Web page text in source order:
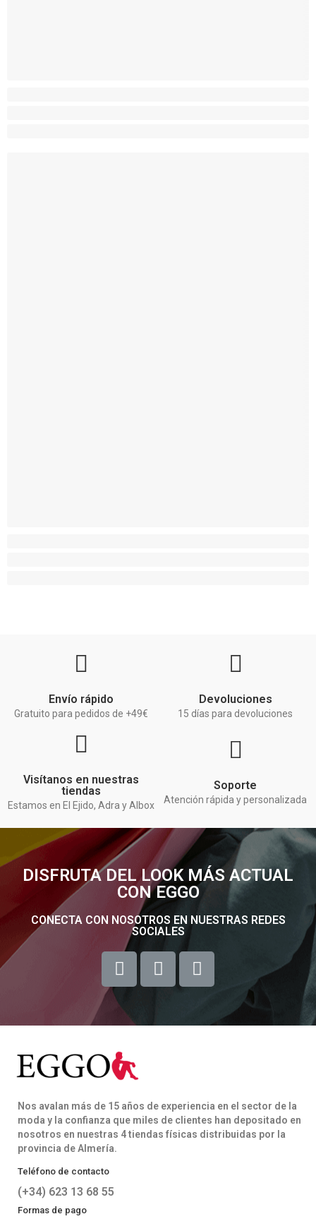
Envío rápido
Gratuito para pedidos de +49€
Devoluciones
15 días para devoluciones
Visítanos en nuestras
tiendas
Estamos en El Ejido, Adra y Albox
Soporte
Atención rápida y personalizada
DISFRUTA DEL LOOK MÁS ACTUAL
CON EGGO
CONECTA CON NOSOTROS EN NUESTRAS REDES
SOCIALES
Nos avalan más de 15 años de experiencia en el sector de la
moda y la confianza que miles de clientes han depositado en
nosotros en nuestras 4 tiendas físicas distribuidas por la
provincia de Almería.
Teléfono de contacto
(+34) 623 13 68 55
Formas de pago